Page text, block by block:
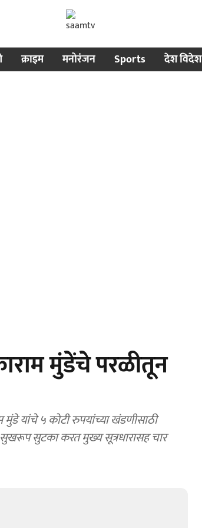
क्राइम मनोरंजन Sports देश विदेश
मुंडेंचे परळीतून
यांचे ५ कोटी रुपयांच्या खंडणीसाठी
सुटका करत मुख्य सूत्रधारासह चार